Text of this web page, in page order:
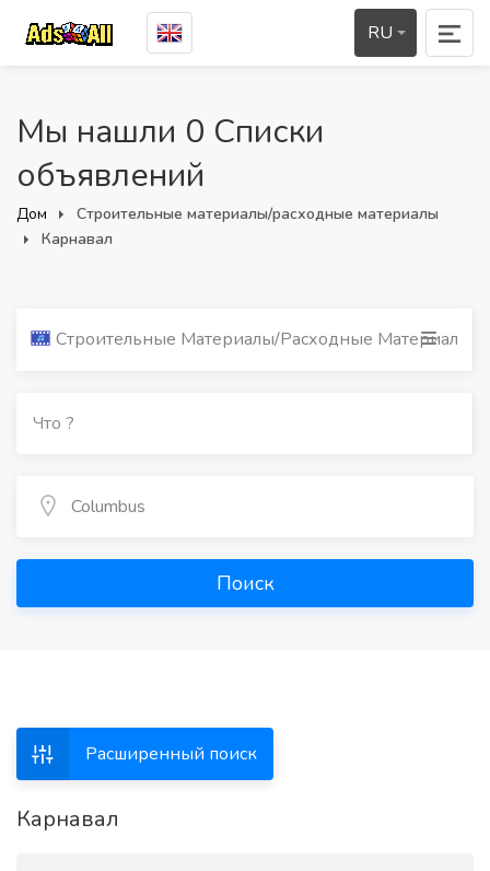
RU
Мы нашли 0 Списки
объявлений
Дом
Строительные материалы/расходные материалы
Карнавал
Строительные Материалы/расходные Материалы
Поиск
Расширенный поиск
Карнавал